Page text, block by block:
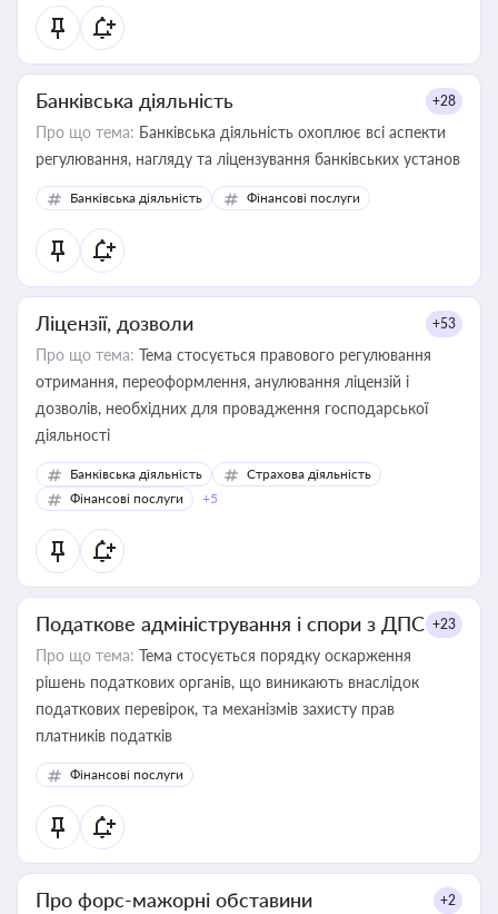
Банківська діяльність +28
Про що тема: Банківська діяльність охоплює всі аспекти
регулювання, нагляду та ліцензування банківських установ
Банківська діяльність Фінансові послуги
Ліцензії, дозволи +53
Про що тема: Тема стосується правового регулювання
отримання, переоформлення, анулювання ліцензій і
дозволів, необхідних для провадження господарської
діяльності
Банківська діяльність
Страхова діяльність
Фінансові послуги
+5
Податкове адміністрування і спори з ДПС +23
Про що тема: Тема стосується порядку оскарження
рішень податкових органів, що виникають внаслідок
податкових перевірок, та механізмів захисту прав
платників податків
Фінансові послуги
Про форс-мажорні обставини +2